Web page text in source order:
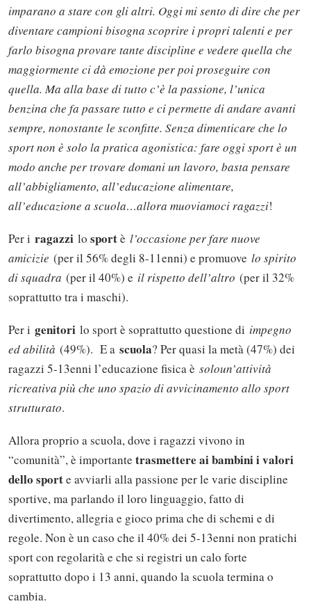
imparano a stare con gli altri. Oggi mi sento di dire che per
diventare campioni bisogna scoprire i propri talenti e per
farlo bisogna provare tante discipline e vedere quella che
maggiormente ci dà emozione per poi proseguire con
quella. Ma alla base di tutto c’è la passione, l’unica
benzina che fa passare tutto e ci permette di andare avanti
sempre, nonostante le sconfitte. Senza dimenticare che lo
sport non è solo la pratica agonistica: fare oggi sport è un
modo anche per trovare domani un lavoro, basta pensare
all’abbigliamento, all’educazione alimentare,
all’educazione a scuola…allora muoviamoci ragazzi!
Per i ragazzi lo sportè l’occasione per fare nuove
amicizie (per il 56% degli 8-11enni) e promuove lo spirito
di squadra (per il 40%) e il rispetto dell’altro (per il 32%
soprattutto tra i maschi).
Per i genitori lo sport è soprattutto questione di impegno
ed abilità (49%). E a scuola? Per quasi la metà (47%) dei
ragazzi 5-13enni l’educazione fisica è soloun’attività
ricreativa più che uno spazio di avvicinamento allo sport
strutturato.
Allora proprio a scuola, dove i ragazzi vivono in
“comunità”, è importante trasmettere ai bambini i valori
dello sporte avviarli alla passione per le varie discipline
sportive, ma parlando il loro linguaggio, fatto di
divertimento, allegria e gioco prima che di schemi e di
regole. Non è un caso che il 40% dei 5-13enni non pratichi
sport con regolarità e che si registri un calo forte
soprattutto dopo i 13 anni, quando la scuola termina o
cambia.